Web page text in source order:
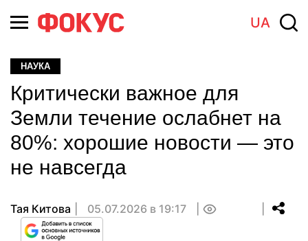
UA
НАУКА
Критически важное для
Земли течение ослабнет на
80%: хорошие новости — это
не навсегда
Тая Китова 05.07.2026 в 19:17